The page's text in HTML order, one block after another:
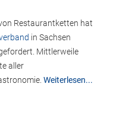
Restaurantketten hat
in Sachsen
Mittlerweile
aller
Weiterlesen...